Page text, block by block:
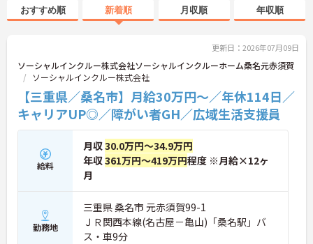
おすすめ順 新着順 月収順 年収順
更新日：2026年07月09日
ソーシャルインクルー株式会社ソーシャルインクルーホーム桑名元赤須賀
ソーシャルインクルー株式会社
【三重県／桑名市】月給30万円～／年休114日／
キャリアUP◎／障がい者GH／広域生活支援員
給料
月収30.0万円～34.9万円
年収361万円～419万円程度 ※月給×12ヶ
月
勤務地
三重県 桑名市 元赤須賀99-1
ＪＲ関西本線(名古屋－亀山)「桑名駅」バ
ス・車9分